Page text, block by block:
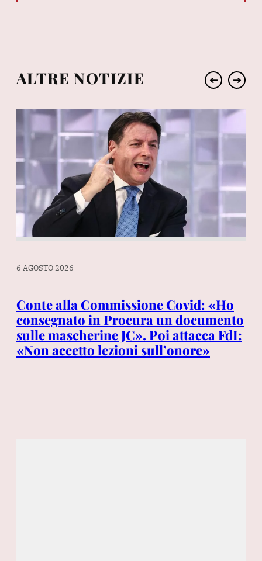
ALTRE NOTIZIE ➔ ➔
6 AGOSTO 2026
Conte alla Commissione Covid: «Ho
consegnato in Procura un documento
sulle mascherine JC». Poi attacca FdI:
«Non accetto lezioni sull’onore»